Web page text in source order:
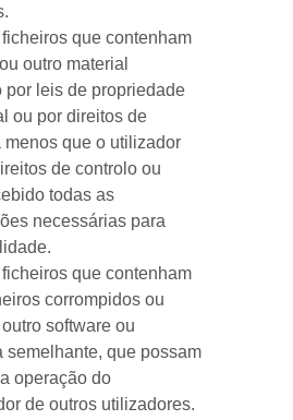
que contenham
outro material
por leis de propriedade
ou por direitos de
menos que o utilizador
de controlo ou
todas as
necessárias para
que contenham
corrompidos ou
software ou
semelhante, que possam
operação do
de outros utilizadores.